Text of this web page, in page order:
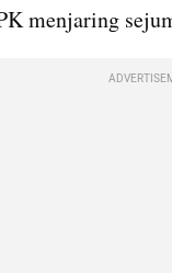
menjaring